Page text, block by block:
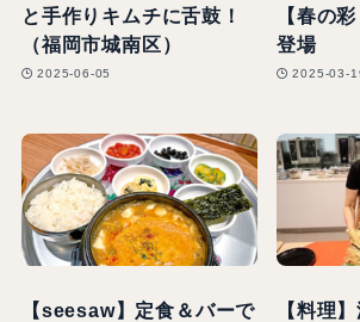
と手作りキムチに舌鼓！
（福岡市城南区）
2025-06-05
【春の
登場
2025-03-
【seesaw】定食＆バーで
【料理